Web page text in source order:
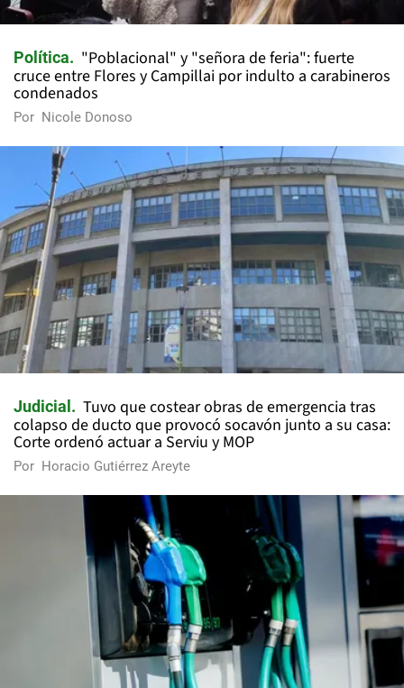
Política
"Poblacional" y "señora de feria": fuerte
cruce entre Flores y Campillai por indulto a carabineros
condenados
Por Nicole Donoso
Judicial
Tuvo que costear obras de emergencia tras
colapso de ducto que provocó socavón junto a su casa:
Corte ordenó actuar a Serviu y MOP
Por Horacio Gutiérrez Areyte